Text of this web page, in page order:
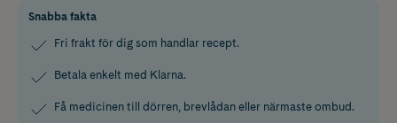
Snabba fakta
Fri frakt för dig som handlar recept.
Betala enkelt med Klarna.
Få medicinen till dörren, brevlådan eller närmaste ombud.